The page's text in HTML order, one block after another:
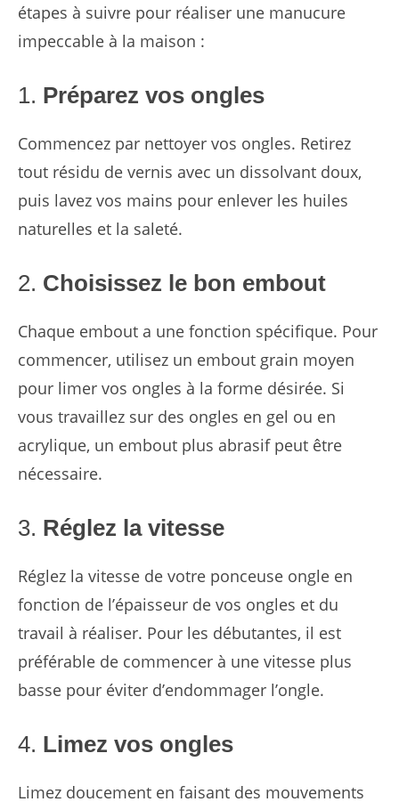
étapes à suivre pour réaliser une manucure
impeccable à la maison :
1. Préparez vos ongles
Commencez par nettoyer vos ongles. Retirez
tout résidu de vernis avec un dissolvant doux,
puis lavez vos mains pour enlever les huiles
naturelles et la saleté.
2. Choisissez le bon embout
Chaque embout a une fonction spécifique. Pour
commencer, utilisez un embout grain moyen
pour limer vos ongles à la forme désirée. Si
vous travaillez sur des ongles en gel ou en
acrylique, un embout plus abrasif peut être
nécessaire.
3. Réglez la vitesse
Réglez la vitesse de votre ponceuse ongle en
fonction de l’épaisseur de vos ongles et du
travail à réaliser. Pour les débutantes, il est
préférable de commencer à une vitesse plus
basse pour éviter d’endommager l’ongle.
4. Limez vos ongles
Limez doucement en faisant des mouvements